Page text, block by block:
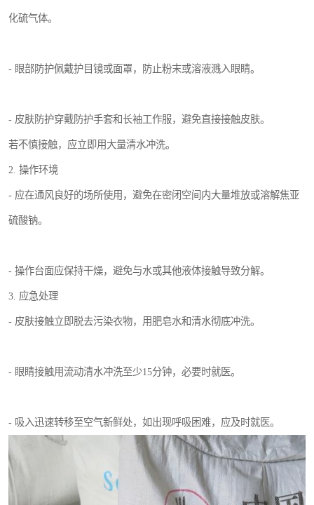
化硫气体。
- 眼部防护佩戴护目镜或面罩，防止粉末或溶液溅入眼睛。
- 皮肤防护穿戴防护手套和长袖工作服，避免直接接触皮肤。
若不慎接触，应立即用大量清水冲洗。
2. 操作环境
- 应在通风良好的场所使用，避免在密闭空间内大量堆放或溶解焦亚
硫酸钠。
- 操作台面应保持干燥，避免与水或其他液体接触导致分解。
3. 应急处理
- 皮肤接触立即脱去污染衣物，用肥皂水和清水彻底冲洗。
- 眼睛接触用流动清水冲洗至少15分钟，必要时就医。
- 吸入迅速转移至空气新鲜处，如出现呼吸困难，应及时就医。